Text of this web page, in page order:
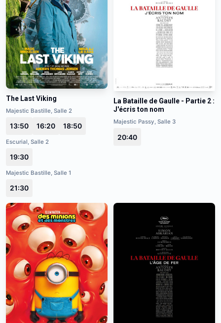
The Last Viking
Majestic Bastille, Salle 2
13:50 16:20 18:50
Escurial, Salle 2
19:30
Majestic Bastille, Salle 1
21:30
La Bataille de Gaulle - Partie 2 :
J'écris ton nom
Majestic Passy, Salle 3
20:40